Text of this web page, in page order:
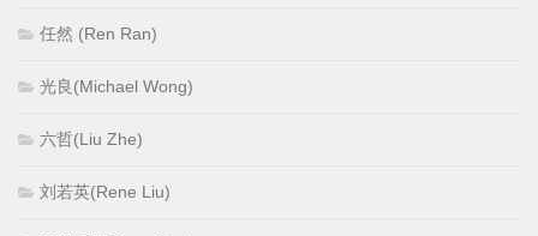
任然 (Ren Ran)
光良(Michael Wong)
六哲(Liu Zhe)
刘若英(Rene Liu)